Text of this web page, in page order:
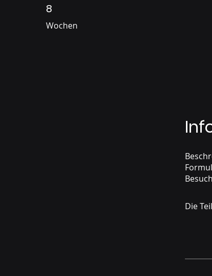
8
Wochen
8 Wochen
Die